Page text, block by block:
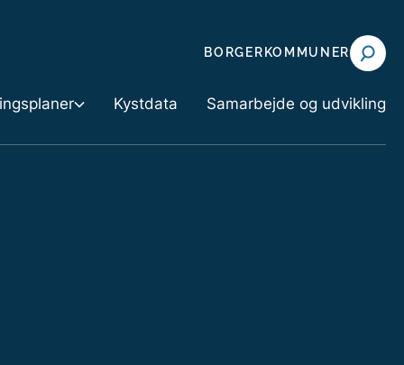
BORGERKOMMUNER
Kystdata Samarbejde og udvikling